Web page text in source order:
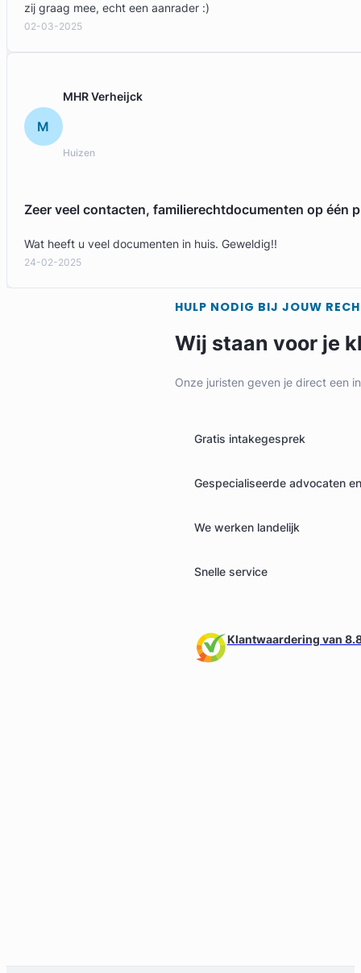
zij graag mee, echt een aanrader :)
02-03-2025
M
MHR Verheijck
Huizen
Zeer veel contacten, familierechtdocumenten op één
Wat heeft u veel documenten in huis. Geweldig!!
24-02-2025
HULP NODIG BIJ JOUW
Wij staan voor je
Onze juristen geven je direct een
Gratis intakegesprek
Gespecialiseerde advocaten
We werken landelijk
Snelle service
Klantwaardering van